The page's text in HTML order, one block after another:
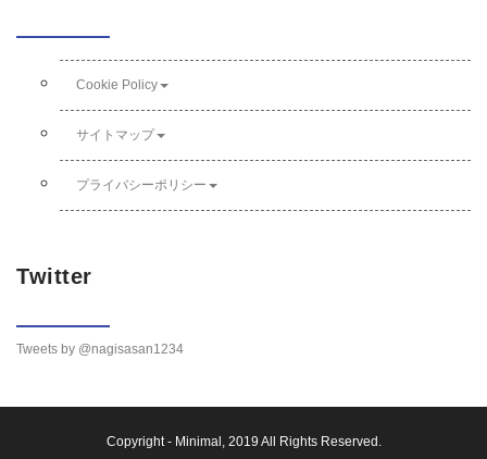
Cookie Policy
サイトマップ
プライバシーポリシー
Twitter
Tweets by @nagisasan1234
Copyright - Minimal, 2019 All Rights Reserved.